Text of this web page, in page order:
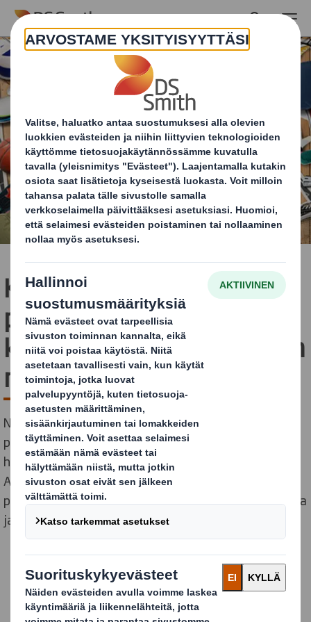
Skip to main content
Kierrätä käyttökelpoiset
pelivarusteesi
keräyksessä – DS Smith on
mukana tekemässä hyvää
Noin joka kahdeksas lapsi ja nuori elää vähävaraisessa
perheessä, jossa ei ole mahdollisuutta harrastaa tai
hankkia sopivia harrastusvarusteita. Olemme mukana
Apu tehdään yhdessä – Hjälp görs tillsammans
projektissa, jossa kerätään harrastusvälineitä ja varoja
jaettavaksi niille, ketkä apua eniten tarvitsevat.